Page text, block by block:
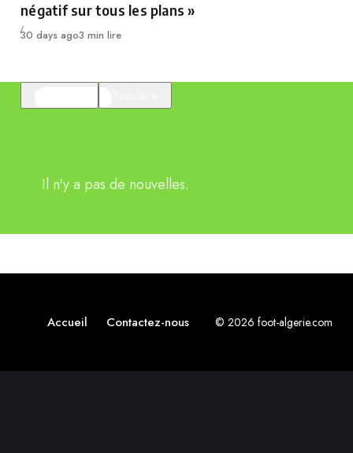
négatif sur tous les plans »
Publié
30 days ago3 min lire
Il n'y a pas de nouvelles.
Accueil Contactez-nous © 2026 foot-algerie.com